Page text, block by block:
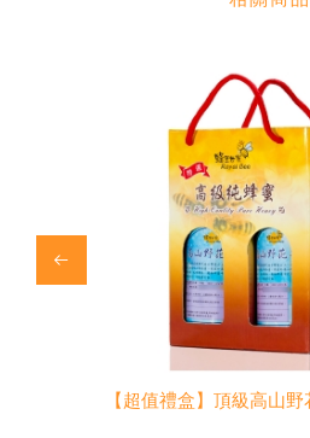
禮盒】頂級高山野花冬蜜兩瓶組